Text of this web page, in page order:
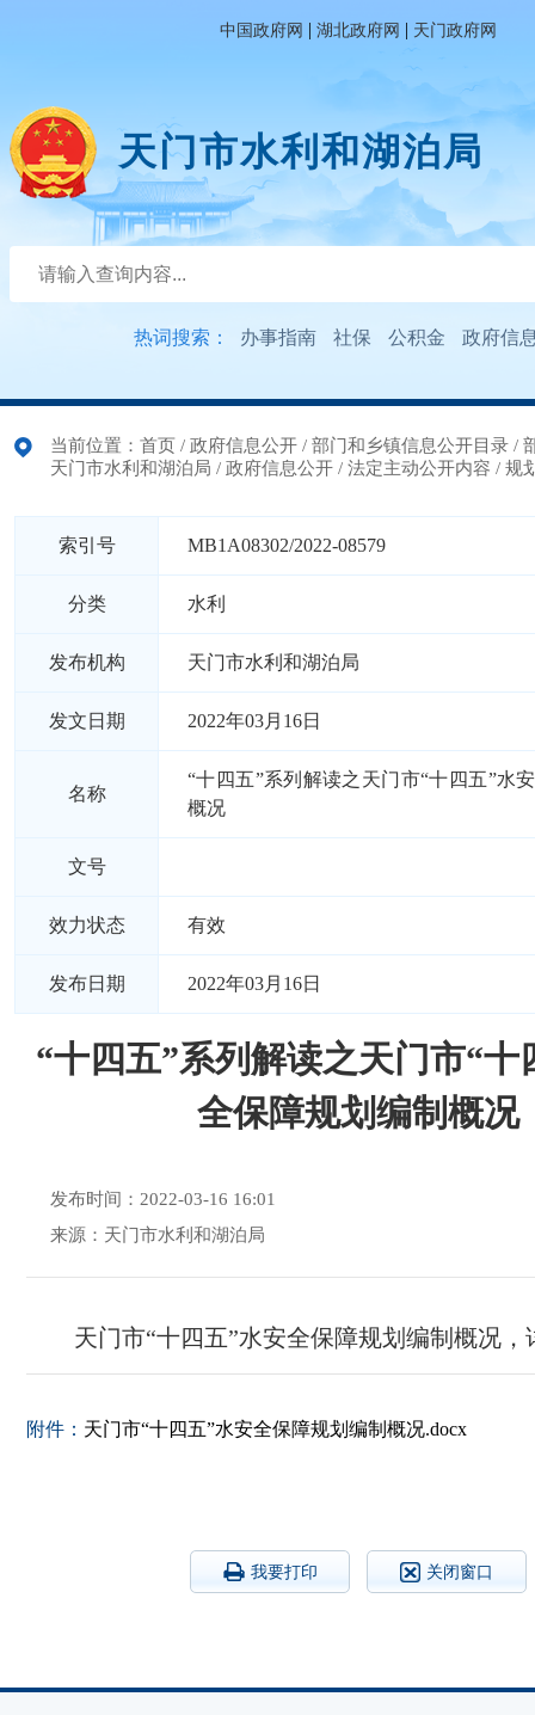
中国政府网 | 湖北政府网 | 天门政府网
天门市水利和湖泊局
热词搜索： 办事指南 社保 公积金 政府信
当前位置： 首页 / 政府信息公开 / 部门和乡镇信息公开目录 /
天门市水利和湖泊局 / 政府信息公开 / 法定主动公开内容 / 规
索引号 MB1A08302/2022-08579
分类 水利
发布机构 天门市水利和湖泊局
发文日期 2022年03月16日
名称
“十四五”系列解读之天门市“十四五”水
概况
文号
效力状态 有效
发布日期 2022年03月16日
“十四五”系列解读之天门市“十
全保障规划编制概况
发布时间：2022-03-16 16:01
来源：天门市水利和湖泊局
天门市“十四五”水安全保障规划编制概况，
附件： 天门市“十四五”水安全保障规划编制概况.docx
我要打印 关闭窗口